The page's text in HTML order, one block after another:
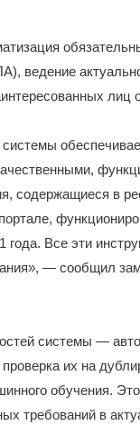
ведение
лиц
содержащиеся в
Все эти
— сообщил
системы —
их на
обучения.
требований в